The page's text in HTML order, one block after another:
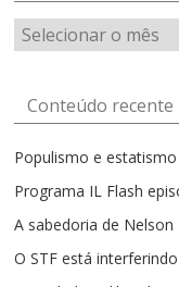
Artigos
por
Conteúdo recente
Populismo e estatismo
Programa IL Flash
A sabedoria de Nelson
O STF está